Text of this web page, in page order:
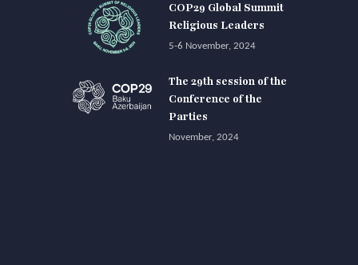
COP29 Global Summit
Religious Leaders
5-6 November, 2024
The 29th session of the
Conference of the
Parties
November, 2024